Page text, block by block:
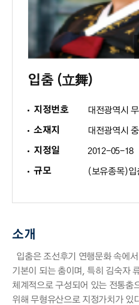
입춤 (立舞)
지정번호 대전광역시
소재지
지정일 2012-05-18
규모 (보유종목)입
소개
입춤은 조선후기 연행문화 속에
기본이 되는 춤이며, 특히 김숙자
체계적으로 구성되어 있는 전통춤
위해 무형유산으로 지정가치가 있